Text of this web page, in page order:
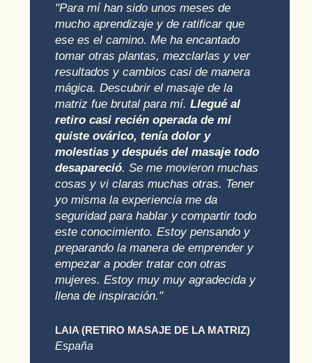
"Para mí han sido unos meses de
mucho aprendizaje y de ratificar que
ese es el camino. Me ha encantado
tomar otras plantas, mezclarlas y ver
resultados y cambios casi de manera
mágica. Descubrir el masaje de la
matriz fue brutal para mí.Llegué al
retiro casi recién operada de mi
quiste ovárico, tenía dolor y
molestias y después del masaje todo
desapareció. Se me movieron muchas
cosas y vi claras muchas otras. Tener
yo misma la experiencia me da
seguridad para hablar y compartir todo
este conocimiento. Estoy pensando y
preparando la manera de emprender y
empezar a poder tratar con otras
mujeres. Estoy muy muy agradecida y
llena de inspiración."
LAIA (RETIRO MASAJE DE LA MATRIZ)
España